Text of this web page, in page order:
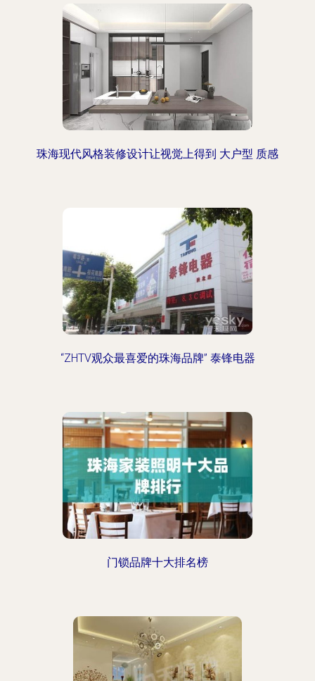
珠海现代风格装修设计让视觉上得到 大户型 质感
“ZHTV观众最喜爱的珠海品牌” 泰锋电器
门锁品牌十大排名榜